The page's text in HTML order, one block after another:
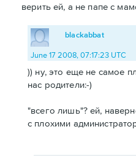
верить ей, а не папе с
blackabbat
June 17 2008, 07:17:23 UTC
)) ну, это еще не самое
нас родители:-)
"всего лишь"? ей,
с плохими